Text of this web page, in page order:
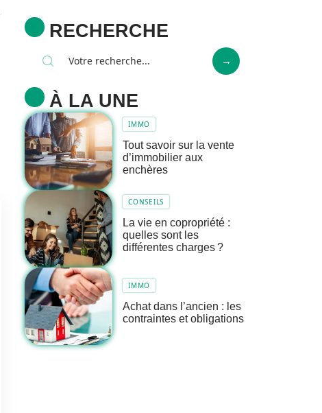
RECHERCHE
À LA UNE
IMMO
Tout savoir sur la vente
d’immobilier aux
enchères
CONSEILS
La vie en copropriété :
quelles sont les
différentes charges ?
IMMO
Achat dans l’ancien : les
contraintes et obligations